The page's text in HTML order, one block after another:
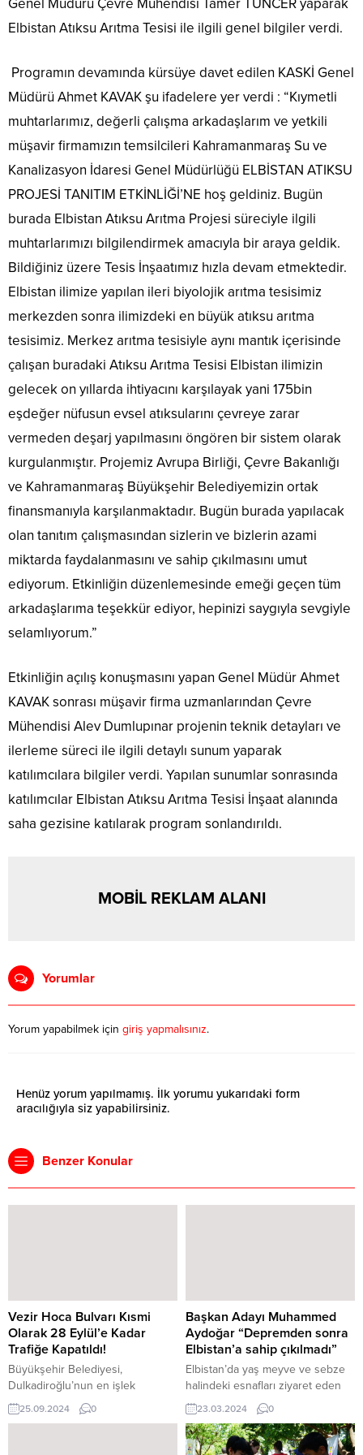
Genel Müdürü Çevre Mühendisi Tamer TUNCER yaparak
Elbistan Atıksu Arıtma Tesisi ile ilgili genel bilgiler verdi.
Programın devamında kürsüye davet edilen KASKİ Genel
Müdürü Ahmet KAVAK şu ifadelere yer verdi : “Kıymetli
muhtarlarımız, değerli çalışma arkadaşlarım ve yetkili
müşavir firmamızın temsilcileri Kahramanmaraş Su ve
Kanalizasyon İdaresi Genel Müdürlüğü ELBİSTAN ATIKSU
PROJESİ TANITIM ETKİNLİĞİ’NE hoş geldiniz. Bugün
burada Elbistan Atıksu Arıtma Projesi süreciyle ilgili
muhtarlarımızı bilgilendirmek amacıyla bir araya geldik.
Bildiğiniz üzere Tesis İnşaatımız hızla devam etmektedir.
Elbistan ilimize yapılan ileri biyolojik arıtma tesisimiz
merkezden sonra ilimizdeki en büyük atıksu arıtma
tesisimiz. Merkez arıtma tesisiyle aynı mantık içerisinde
çalışan buradaki Atıksu Arıtma Tesisi Elbistan ilimizin
gelecek on yıllarda ihtiyacını karşılayak yani 175bin
eşdeğer nüfusun evsel atıksularını çevreye zarar
vermeden deşarj yapılmasını öngören bir sistem olarak
kurgulanmıştır. Projemiz Avrupa Birliği, Çevre Bakanlığı
ve Kahramanmaraş Büyükşehir Belediyemizin ortak
finansmanıyla karşılanmaktadır. Bugün burada yapılacak
olan tanıtım çalışmasından sizlerin ve bizlerin azami
miktarda faydalanmasını ve sahip çıkılmasını umut
ediyorum. Etkinliğin düzenlemesinde emeği geçen tüm
arkadaşlarıma teşekkür ediyor, hepinizi saygıyla sevgiyle
selamlıyorum.”
Etkinliğin açılış konuşmasını yapan Genel Müdür Ahmet
KAVAK sonrası müşavir firma uzmanlarından Çevre
Mühendisi Alev Dumlupınar projenin teknik detayları ve
ilerleme süreci ile ilgili detaylı sunum yaparak
katılımcılara bilgiler verdi. Yapılan sunumlar sonrasında
katılımcılar Elbistan Atıksu Arıtma Tesisi İnşaat alanında
saha gezisine katılarak program sonlandırıldı.​
MOBİL REKLAM ALANI
Yorumlar
Yorum yapabilmek için giriş yapmalısınız.
Henüz yorum yapılmamış. İlk yorumu yukarıdaki form
aracılığıyla siz yapabilirsiniz.
Benzer Konular
Vezir Hoca Bulvarı Kısmi
Olarak 28 Eylül’e Kadar
Trafiğe Kapatıldı!
Büyükşehir Belediyesi,
Dulkadiroğlu’nun en işlek
arterlerinden Vezir Hoca
Bulvarı’nda gerçekleştirilecek
25.09.2024 0
Başkan Adayı Muhammed
Aydoğar “Depremden sonra
Elbistan’a sahip çıkılmadı”
Elbistan’da yaş meyve ve sebze
halindeki esnafları ziyaret eden
Yeniden Refah Partisi
Kahramanmaraş Büyükşehir
Belediye Başkan Adayı
Muhammed Aydoğar: “Nurdağ ve
23.03.2024 0